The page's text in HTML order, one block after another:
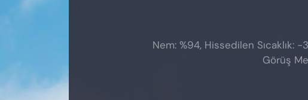
Nem: %94, Hissedilen Sıcaklık: -3
Görüş